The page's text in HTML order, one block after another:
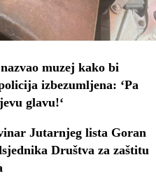
muzej kako bi
izbezumljena: ‘Pa
glavu!‘
Jutarnjeg lista Goran
Društva za zaštitu